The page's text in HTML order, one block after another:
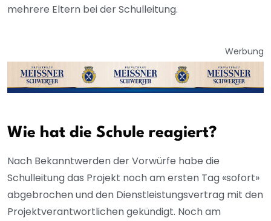
mehrere Eltern bei der Schulleitung.
Werbung
Wie hat die Schule reagiert?
Nach Bekanntwerden der Vorwürfe habe die
Schulleitung das Projekt noch am ersten Tag «sofort»
abgebrochen und den Dienstleistungsvertrag mit den
Projektverantwortlichen gekündigt. Noch am